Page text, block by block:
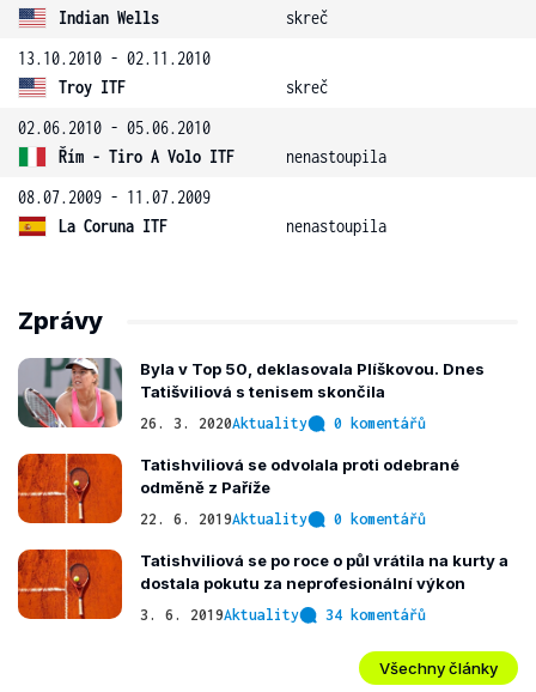
Indian Wells
skreč
13.10.2010 - 02.11.2010
Troy ITF
skreč
02.06.2010 - 05.06.2010
Řím - Tiro A Volo ITF
nenastoupila
08.07.2009 - 11.07.2009
La Coruna ITF
nenastoupila
Zprávy
Byla v Top 50, deklasovala Plíškovou. Dnes
Tatišviliová s tenisem skončila
26. 3. 2020Aktuality 0 komentářů
Tatishviliová se odvolala proti odebrané
odměně z Paříže
22. 6. 2019Aktuality 0 komentářů
Tatishviliová se po roce o půl vrátila na kurty a
dostala pokutu za neprofesionální výkon
3. 6. 2019Aktuality 34 komentářů
Všechny články